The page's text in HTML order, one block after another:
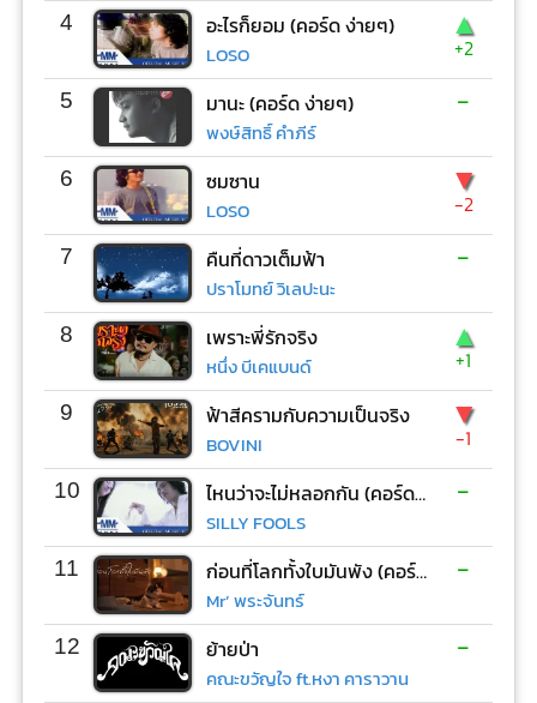
4 อะไรก็ยอม (คอร์ด ง่ายๆ)
LOSO
▲
+2
5 มานะ (คอร์ด ง่ายๆ)
พงษ์สิทธิ์ คำภีร์
-
6 ซมซาน
LOSO
▼
-2
7 คืนที่ดาวเต็มฟ้า
ปราโมทย์ วิเลปะนะ
-
8 เพราะพี่รักจริง
หนึ่ง บีเคแบนด์
▲
+1
9 ฟ้าสีครามกับความเป็นจริง
BOVINI
▼
-1
10 ไหนว่าจะไม่หลอกกัน (คอร์ด ง่ายๆ)
SILLY FOOLS
-
11 ก่อนที่โลกทั้งใบมันพัง (คอร์ด ง่ายๆ)
Mr’ พระจันทร์
-
12 ย้ายป่า
คณะขวัญใจ ft.หงา คาราวาน
-